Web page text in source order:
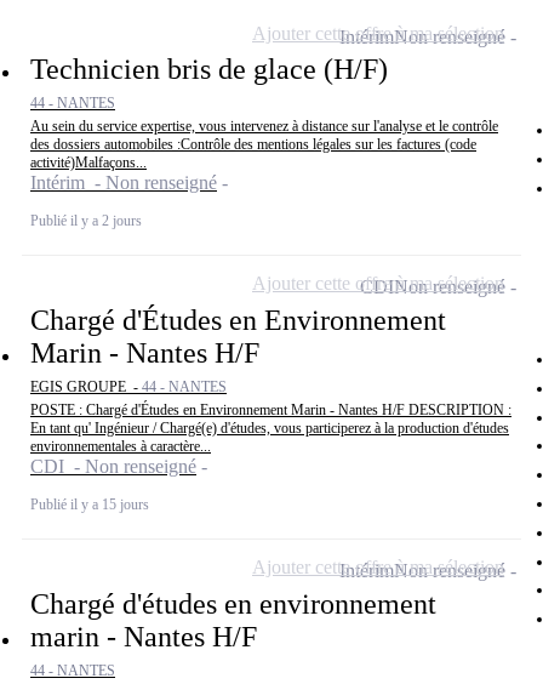
Technicien bris de glace (H/F)
44 - NANTES
Au sein du service expertise, vous intervenez à distance sur l'analyse et le contrôle
des dossiers automobiles :Contrôle des mentions légales sur les factures (code
activité)Malfaçons...
Intérim - Non renseigné
Publié il y a 2 jours
IntérimNon renseigné
Ajouter cette offre à ma sélection
Chargé d'Études en Environnement
Marin - Nantes H/F
EGIS GROUPE - 44 - NANTES
POSTE : Chargé d'Études en Environnement Marin - Nantes H/F DESCRIPTION :
En tant qu' Ingénieur / Chargé(e) d'études, vous participerez à la production d'études
environnementales à caractère...
CDI - Non renseigné
Publié il y a 15 jours
CDINon renseigné
Ajouter cette offre à ma sélection
Chargé d'études en environnement
marin - Nantes H/F
44 - NANTES
IntérimNon renseigné
Ajouter cette offre à ma sélection